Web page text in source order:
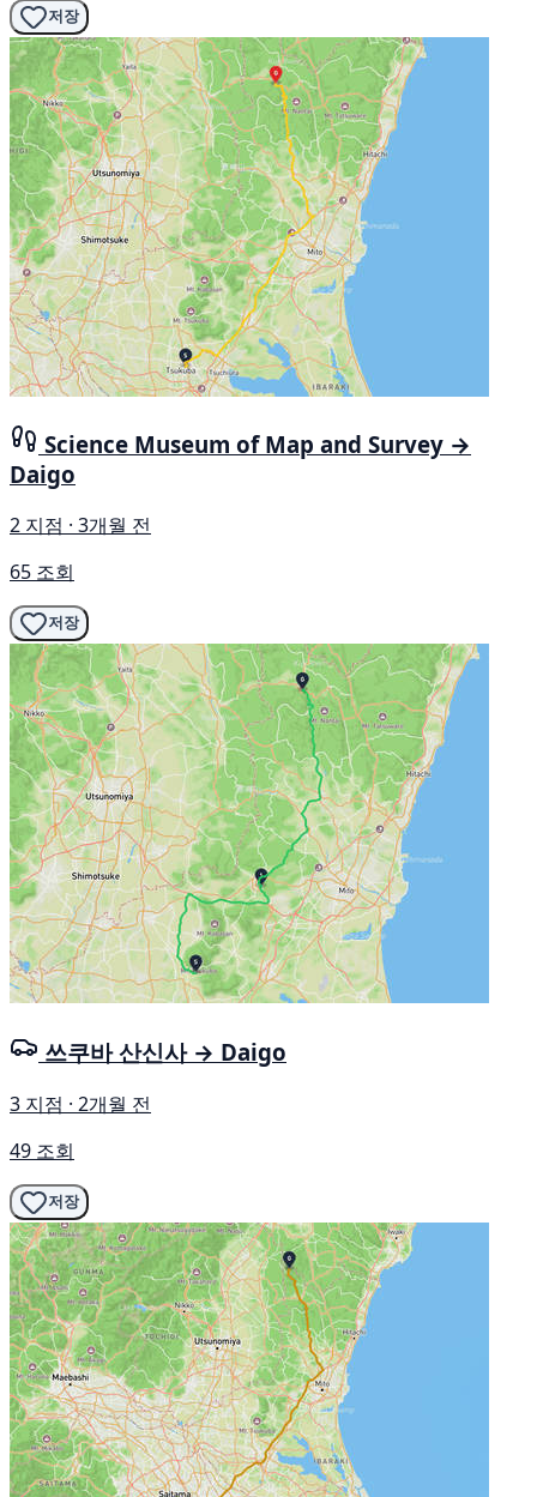
저장
Science Museum of Map and Survey →
Daigo
2 지점 · 3개월 전
65 조회
저장
쓰쿠바 산신사 → Daigo
3 지점 · 2개월 전
49 조회
저장